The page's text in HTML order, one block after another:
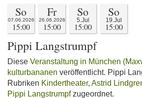
So
07.06.2026
15:00
Fr
26.06.2026
15:00
So
5.Jul
15:00
So
19.Jul
15:00
Pippi Langstrumpf
Diese Veranstaltung in München
kulturbananen veröffentlicht. Pippi
Rubriken Kindertheater, Astrid
Pippi Langstrumpfzugeordnet.